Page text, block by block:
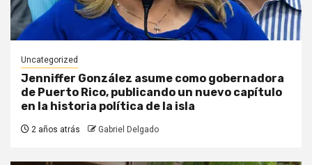
Uncategorized
Jenniffer González asume como gobernadora
de Puerto Rico, publicando un nuevo capítulo
en la historia política de la isla
2 años atrás Gabriel Delgado